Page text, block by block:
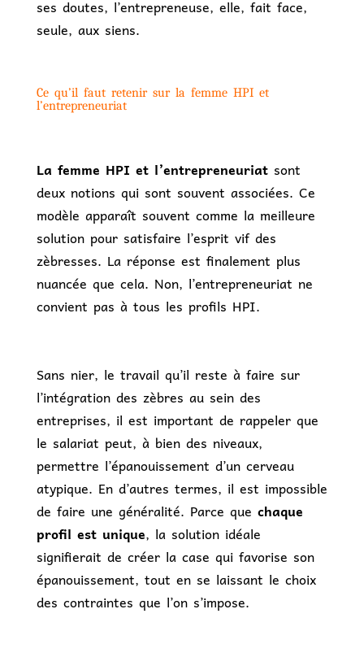
ses doutes, l’entrepreneuse, elle, fait face,
seule, aux siens.
Ce qu’il faut retenir sur la femme HPI et
l’entrepreneuriat
La femme HPI et l’entrepreneuriatsont
deux notions qui sont souvent associées. Ce
modèle apparaît souvent comme la meilleure
solution pour satisfaire l’esprit vif des
zèbresses. La réponse est finalement plus
nuancée que cela. Non, l’entrepreneuriat ne
convient pas à tous les profils HPI.
Sans nier, le travail qu’il reste à faire sur
l’intégration des zèbres au sein des
entreprises, il est important de rappeler que
le salariat peut, à bien des niveaux,
permettre l’épanouissement d’un cerveau
atypique. En d’autres termes, il est impossible
de faire une généralité. Parce que chaque
profil est unique, la solution idéale
signifierait de créer la case qui favorise son
épanouissement, tout en se laissant le choix
des contraintes que l’on s’impose.